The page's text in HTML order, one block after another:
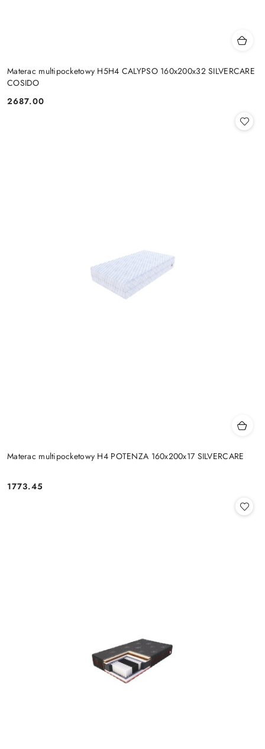
Materac multipocketowy H5H4 CALYPSO 160x200x32 SILVERCARE
COSIDO
Cena:
2687.00
Materac multipocketowy H4 POTENZA 160x200x17 SILVERCARE
Cena:
1773.45